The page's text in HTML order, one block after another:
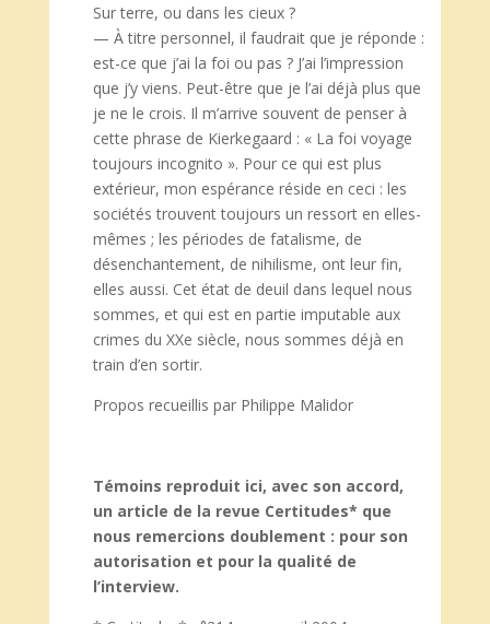
Sur terre, ou dans les cieux ?
— À titre personnel, il faudrait que je réponde :
est-ce que j’ai la foi ou pas ? J’ai l’impression
que j’y viens. Peut-être que je l’ai déjà plus que
je ne le crois. Il m’arrive souvent de penser à
cette phrase de Kierkegaard : « La foi voyage
toujours incognito ». Pour ce qui est plus
extérieur, mon espérance réside en ceci : les
sociétés trouvent toujours un ressort en elles-
mêmes ; les périodes de fatalisme, de
désenchantement, de nihilisme, ont leur fin,
elles aussi. Cet état de deuil dans lequel nous
sommes, et qui est en partie imputable aux
crimes du XXe siècle, nous sommes déjà en
train d’en sortir.
Propos recueillis par Philippe Malidor
Témoins reproduit ici, avec son accord,
un article de la revue Certitudes* que
nous remercions doublement : pour son
autorisation et pour la qualité de
l’interview.